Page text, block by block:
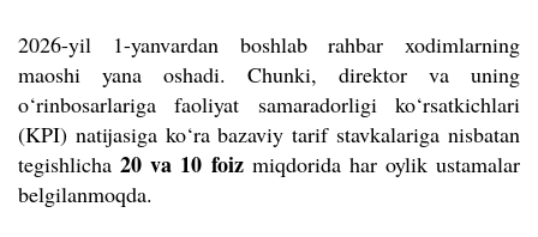
2026-yil 1-yanvardan boshlab rahbar xodimlarning
maoshi yana oshadi. Chunki, direktor va uning
o‘rinbosarlariga faoliyat samaradorligi ko‘rsatkichlari
(KPI) natijasiga ko‘ra bazaviy tarif stavkalariga nisbatan
tegishlicha20 va 10 foizmiqdorida har oylik ustamalar
belgilanmoqda.